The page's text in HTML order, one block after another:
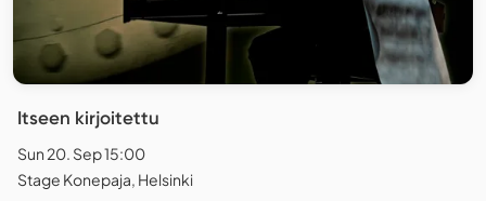
Itseen kirjoitettu
Sun 20. Sep 15:00
Stage Konepaja, Helsinki